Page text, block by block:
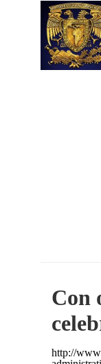
Con
http://